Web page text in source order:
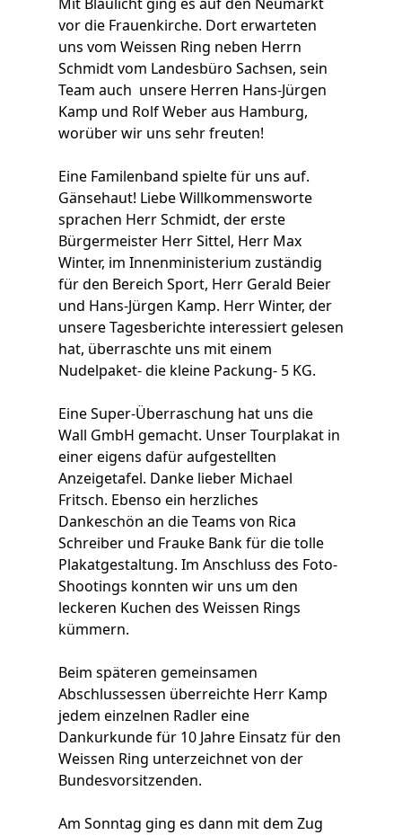
vor die Frauenkirche. Dort erwarteten
uns vom Weissen Ring neben Herrn
Schmidt vom Landesbüro Sachsen, sein
Team auch unsere Herren Hans-Jürgen
Kamp und Rolf Weber aus Hamburg,
worüber wir uns sehr freuten!
Eine Familenband spielte für uns auf.
Gänsehaut! Liebe Willkommensworte
sprachen Herr Schmidt, der erste
Bürgermeister Herr Sittel, Herr Max
Winter, im Innenministerium zuständig
für den Bereich Sport, Herr Gerald Beier
und Hans-Jürgen Kamp. Herr Winter, der
unsere Tagesberichte interessiert gelesen
hat, überraschte uns mit einem
Nudelpaket- die kleine Packung- 5 KG.
Eine Super-Überraschung hat uns die
Wall GmbH gemacht. Unser Tourplakat in
einer eigens dafür aufgestellten
Anzeigetafel. Danke lieber Michael
Fritsch. Ebenso ein herzliches
Dankeschön an die Teams von Rica
Schreiber und Frauke Bank für die tolle
Plakatgestaltung. Im Anschluss des Foto-
Shootings konnten wir uns um den
leckeren Kuchen des Weissen Rings
kümmern.
Beim späteren gemeinsamen
Abschlussessen überreichte Herr Kamp
jedem einzelnen Radler eine
Dankurkunde für 10 Jahre Einsatz für den
Weissen Ring unterzeichnet von der
Bundesvorsitzenden.
Am Sonntag ging es dann mit dem Zug